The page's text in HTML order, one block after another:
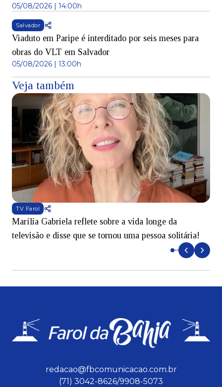
05/08/2026 | 14:00h
Salvador
Viaduto em Paripe é interditado por seis meses para
obras do VLT em Salvador
05/08/2026 | 13:00h
Veja também
TV Farol
Marília Gabriela reflete sobre a vida longe da
televisão e disse que se tornou uma pessoa solitária!
redacao@fbcomunicacao.com.br
(71) 3042-8626/9908-5073